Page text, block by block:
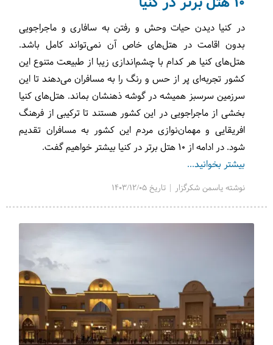
در کنیا دیدن حیات وحش و رفتن به سافاری و ماجراجویی
بدون اقامت در هتل‌های خاص آن نمی‌تواند کامل باشد.
هتل‌های کنیا هر کدام با چشم‌اندازی زیبا از طبیعت متنوع این
کشور تجربه‌ای پر از حس و رنگ را به مسافران می‌دهند تا این
سرزمین سرسبز همیشه در گوشه ذهنشان بماند. هتل‌های کنیا
بخشی از ماجراجویی در این کشور هستند تا ترکیبی از فرهنگ
افریقایی و مهمان‌نوازی مردم این کشور به مسافران تقدیم
شود. در ادامه از ۱۰ هتل برتر در کنیا بیشتر خواهیم گفت.
بیشتر بخوانید...
نوشته یاسمن شکرگزار | تاریخ 1403/12/05